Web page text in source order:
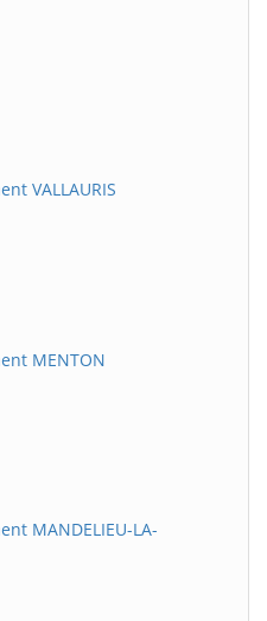
VALLAURIS
MENTON
MANDELIEU-LA-